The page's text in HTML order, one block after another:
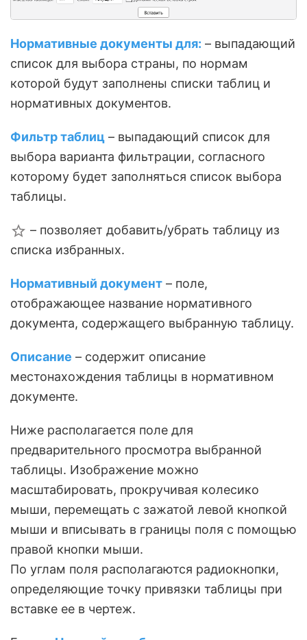
Нормативные документы для: – выпадающий
список для выбора страны, по нормам
которой будут заполнены списки таблиц и
нормативных документов.
Фильтр таблиц – выпадающий список для
выбора варианта фильтрации, согласного
которому будет заполняться список выбора
таблицы.
– позволяет добавить/убрать таблицу из
списка избранных.
Нормативный документ – поле,
отображающее название нормативного
документа, содержащего выбранную таблицу.
Описание – содержит описание
местонахождения таблицы в нормативном
документе.
Ниже располагается поле для
предварительного просмотра выбранной
таблицы. Изображение можно
масштабировать, прокручивая колесико
мыши, перемещать с зажатой левой кнопкой
мыши и вписывать в границы поля с помощью
правой кнопки мыши.
По углам поля располагаются радиокнопки,
определяющие точку привязки таблицы при
вставке ее в чертеж.